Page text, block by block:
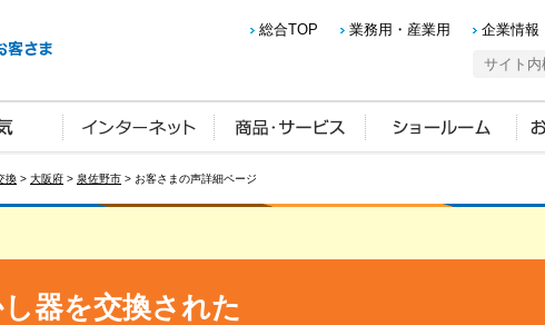
総合TOP 業務用・産業用 企業情報
換 > 大阪府 > 泉佐野市 > お客さまの声詳細ページ
器を交換された